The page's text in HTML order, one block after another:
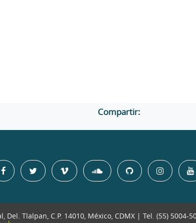
Compartir:
Tlalpan, C.P. 14010, México, CDMX | Tel. (55) 5004-